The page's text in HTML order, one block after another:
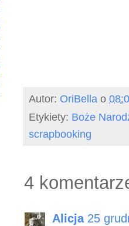
Autor: OriBella o
Etykiety: Boże
scrapbooking
4
Alicja 25